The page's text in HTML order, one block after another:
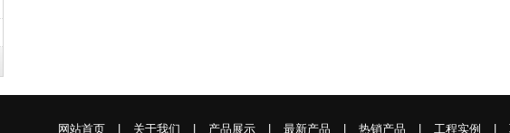
网站首页 关于我们 产品展示 最新产品 热销产品 工程实例